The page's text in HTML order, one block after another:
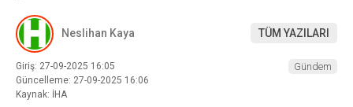
Neslihan Kaya TÜM YAZILARI
Giriş: 27-09-2025 16:05
Güncelleme: 27-09-2025 16:06
Kaynak: İHA
Gündem